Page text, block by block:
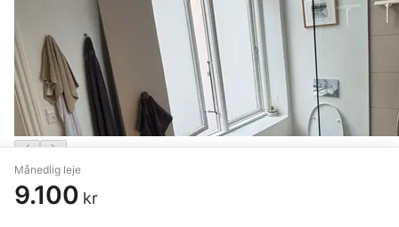
Månedlig leje
9.100 kr
1 værelse på 12 m²